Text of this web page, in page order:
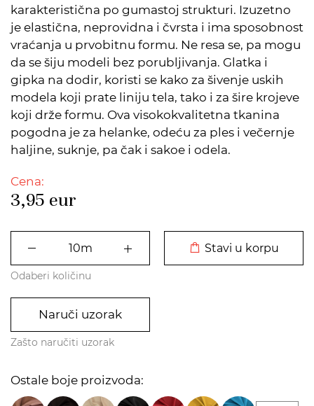
karakteristična po gumastoj strukturi. Izuzetno
je elastična, neprovidna i čvrsta i ima sposobnost
vraćanja u prvobitnu formu. Ne resa se, pa mogu
da se šiju modeli bez porubljivanja. Glatka i
gipka na dodir, koristi se kako za šivenje uskih
modela koji prate liniju tela, tako i za šire krojeve
koji drže formu. Ova visokokvalitetna tkanina
pogodna je za helanke, odeću za ples i večernje
haljine, suknje, pa čak i sakoe i odela.
Cena:
3,95 eur
Stavi u korpu
Odaberi količinu
Naruči uzorak
Zašto naručiti uzorak
Ostale boje proizvoda: